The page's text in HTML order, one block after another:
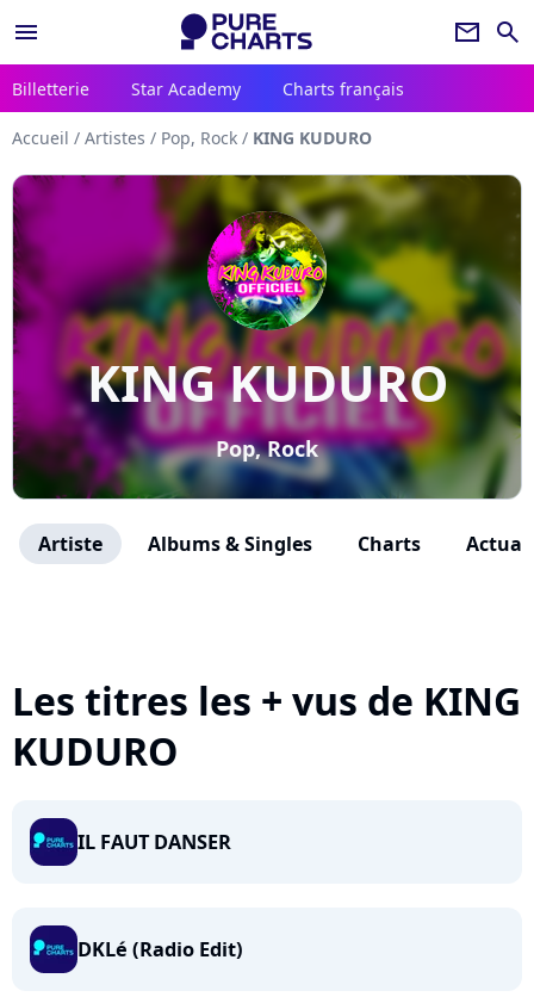
menu newsletter search
Billetterie Star Academy Charts français
Accueil / Artistes / Pop, Rock / KING KUDURO
KING KUDURO
Pop, Rock
Artiste Albums & Singles Charts
Les titres les + vus de KING
KUDURO
IL FAUT DANSER
DKLé (Radio Edit)